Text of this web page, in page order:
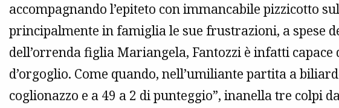
accompagnando l’epiteto con immancabile pizzicotto
principalmente in famiglia le sue frustrazioni, a spese
dell’orrenda figlia Mariangela, Fantozzi è infatti
d’orgoglio. Come quando, nell’umiliante partita a
coglionazzo e a 49 a 2 di punteggio”, inanella tre colpi